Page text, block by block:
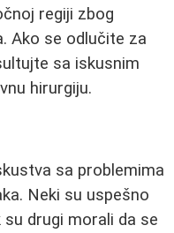
regiji zbog
Ako se odlučite za
sa iskusnim
hirurgiju.
sa problemima
Neki su uspešno
drugi morali da se